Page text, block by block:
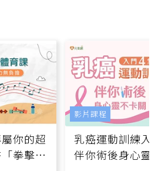
你的超
拳擊有
乳癌運動訓練入
伴你術後身心靈
影片課程